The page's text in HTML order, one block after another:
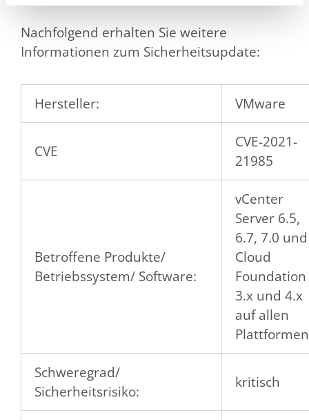
Nachfolgend erhalten Sie weitere
Informationen zum Sicherheitsupdate:
Hersteller: VMware
CVE
CVE-2021-
21985
Betroffene Produkte/
Betriebssystem/ Software:
vCenter
Server 6.5,
6.7, 7.0 und
Cloud
Foundation
3.x und 4.x
auf allen
Plattformen
Schweregrad/
Sicherheitsrisiko:
kritisch